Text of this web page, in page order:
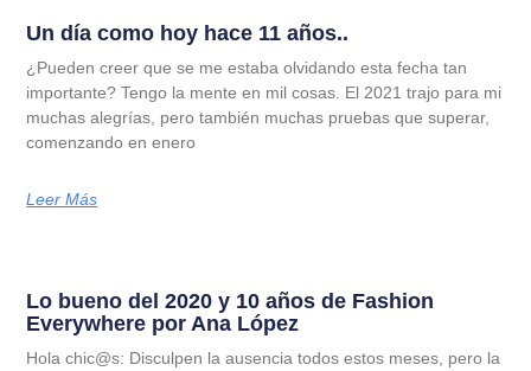
Un día como hoy hace 11 años..
¿Pueden creer que se me estaba olvidando esta fecha tan
importante? Tengo la mente en mil cosas. El 2021 trajo para mi
muchas alegrías, pero también muchas pruebas que superar,
comenzando en enero
Leer Más
Lo bueno del 2020 y 10 años de Fashion
Everywhere por Ana López
Hola chic@s: Disculpen la ausencia todos estos meses, pero la